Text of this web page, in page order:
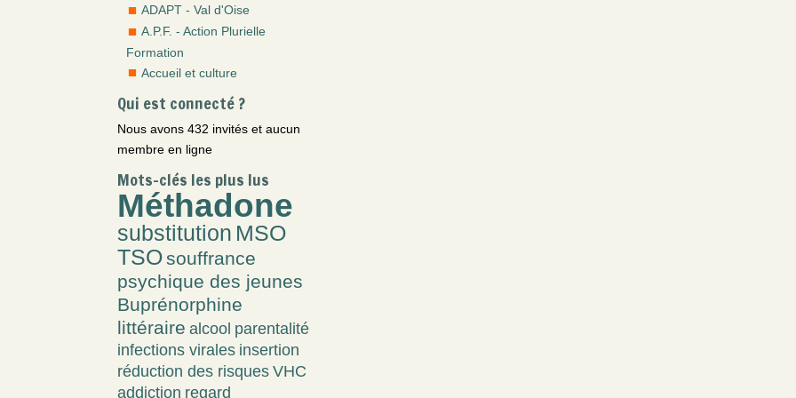
ADAPT - Val d'Oise
A.P.F. - Action Plurielle
Formation
Accueil et culture
Qui est connecté ?
Nous avons 432 invités et aucun
membre en ligne
Mots-clés les plus lus
Méthadone
substitution MSO
TSOsouffrance
psychique des jeunes
Buprénorphine
littéraire alcool parentalité
infections virales insertion
réduction des risques VHC
addiction regard